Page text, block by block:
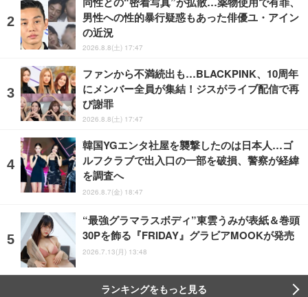
男性への性的暴行疑惑もあった俳優ユ・アイン
の近況
2026.8.8(土) 17:47
ファンから不満続出も…BLACKPINK、10周年
にメンバー全員が集結！ジスがライブ配信で再
び謝罪
2026.8.8(土) 17:47
韓国YGエンタ社屋を襲撃したのは日本人…ゴ
ルフクラブで出入口の一部を破損、警察が経緯
を調査へ
2026.8.7(金) 18:47
“最強グラマラスボディ”東雲うみが表紙＆巻頭
30Pを飾る『FRIDAY』グラビアMOOKが発売
2026.7.13(月) 13:48
ランキングをもっと見る